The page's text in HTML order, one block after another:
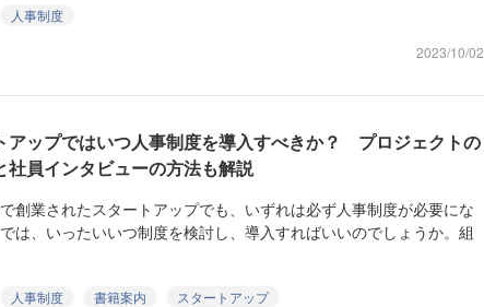
人事制度
2023/10/02
アップではいつ人事制度を導入すべきか？ プロジェクトの
社員インタビューの方法も解説
創業されたスタートアップでも、いずれは必ず人事制度が必要にな
は、いったいいつ制度を検討し、導入すればいいのでしょうか。組
人事制度 書籍案内
スタートアップ